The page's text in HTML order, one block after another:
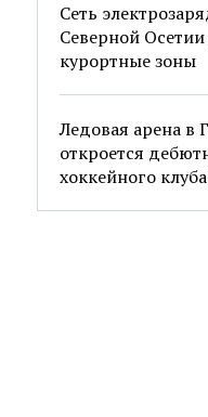
Сеть
Северной
курортные зоны
Ледовая арена в
откроется
хоккейного